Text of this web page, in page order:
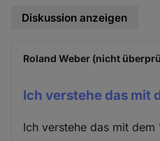
Diskussion anzeigen
Roland Weber (nicht
Ich verstehe das mit
Ich verstehe das mit